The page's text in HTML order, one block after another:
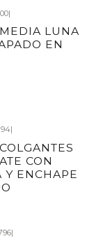
|
LUNA
EN
|
CON
Y ENCHAPE
|